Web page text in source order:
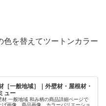
色を替えてツートンカラー
［一般地域］｜外壁材・屋根材・
ュー
材 一般地域 和み柄の商品詳細ページで
げ画像、商品画像、カラーバリエーショ